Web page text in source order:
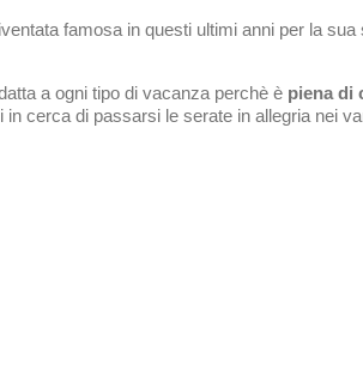
famosa in questi ultimi anni per la
a ogni tipo di vacanza perchè è piena di
in cerca di passarsi le serate in allegria nei